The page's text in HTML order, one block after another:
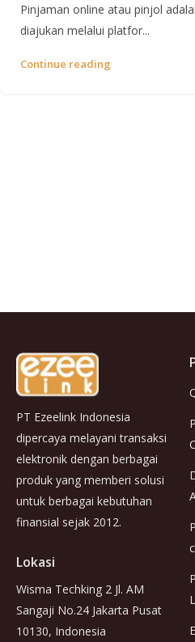
Pinjaman online atau pinjol
diajukan melalui platfor...
Continue reading
PT Ezeelink Indonesia
dipercaya melayani transaksi
elektronik dengan berbagai
produk yang memberi solusi
untuk berbagai kebutuhan
finansial sejak 2012.
Lokasi
Wisma Techking 2 Jl. AM
Sangaji No.24 Jakarta Pusat
10130, Indonesia